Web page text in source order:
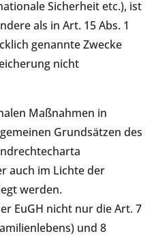
Sicherheit etc.), ist
als in Art. 15 Abs. 1
genannte Zwecke
nicht
Maßnahmen in
Grundsätzen des
auch im Lichte der
werden.
EuGH nicht nur die Art. 7
und 8